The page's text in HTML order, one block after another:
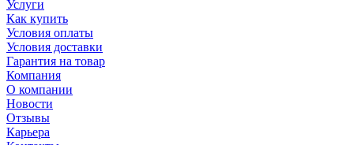
Услуги
Как купить
Условия оплаты
Условия доставки
Гарантия на товар
Компания
О компании
Новости
Отзывы
Карьера